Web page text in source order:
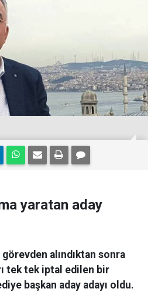
yaratan aday
alındıktan sonra
tek tek iptal edilen bir
başkan aday adayı oldu.